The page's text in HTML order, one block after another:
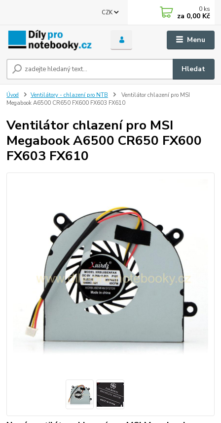
Menu
CZK
Hledat
0 ks
za 0,00 Kč
Úvod Ventilátory - chlazení pro NTB
Ventilátor chlazení pro MSI
Megabook A6500 CR650 FX600 FX603 FX610
Ventilátor chlazení pro MSI
Megabook A6500 CR650 FX600
FX603 FX610